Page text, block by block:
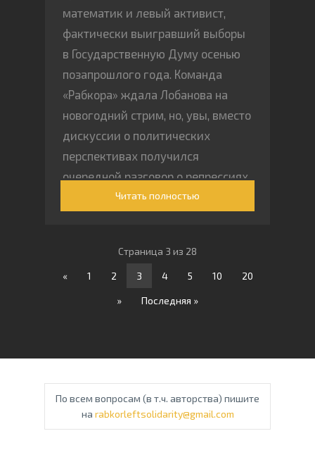
математик и левый активист,
фактически выигравший выборы
в Государственную Думу осенью
позапрошлого года. Команда
«Рабкора» ждала Лобанова на
новогодний стрим, но, увы, вместо
дискуссии о политических
перспективах получился
очередной разговор о репрессиях
Читать полностью
Страница 3 из 28
« 1 2 3 4 5 10 20
» Последняя »
По всем вопросам (в т.ч. авторства) пишите
на rabkorleftsolidarity@gmail.com